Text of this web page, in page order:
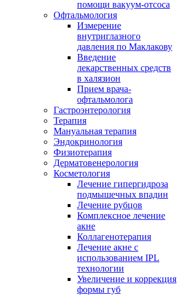
помощи вакуум-отсоса
Офтальмология
Измерение
внутриглазного
давления по Маклакову
Введение
лекарственных средств
в халязион
Прием врача-
офтальмолога
Гастроэнтерология
Терапия
Мануальная терапия
Эндокринология
Физиотерапия
Дерматовенерология
Косметология
Лечение гипергидроза
подмышечных впадин
Лечение рубцов
Комплексное лечение
акне
Коллагенотерапия
Лечение акне с
использованием IPL
технологии
Увеличение и коррекция
формы губ